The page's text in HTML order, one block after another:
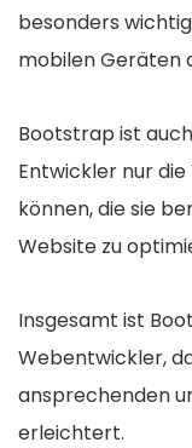
besonders
mobilen Geräten
Bootstrap ist
Entwickler nur
können, die sie
Website zu
Insgesamt ist
Webentwickler,
ansprechenden
erleichtert.